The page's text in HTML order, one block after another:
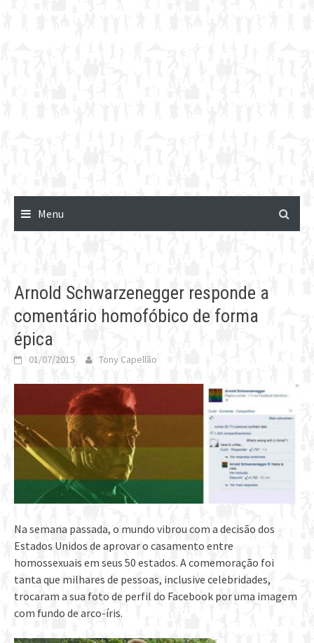
Menu
Arnold Schwarzenegger responde a
comentário homofóbico de forma
épica
01/07/2015 Tony Capellão
Na semana passada, o mundo vibrou com a decisão dos
Estados Unidos de aprovar o casamento entre
homossexuais em seus 50 estados. A comemoração foi
tanta que milhares de pessoas, inclusive celebridades,
trocaram a sua foto de perfil do Facebook por uma imagem
com fundo de arco-íris.